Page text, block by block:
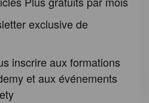
exclusive de
inscrire aux formations
et aux événements